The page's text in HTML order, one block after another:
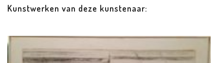
Kunstwerken van deze kunstenaar: